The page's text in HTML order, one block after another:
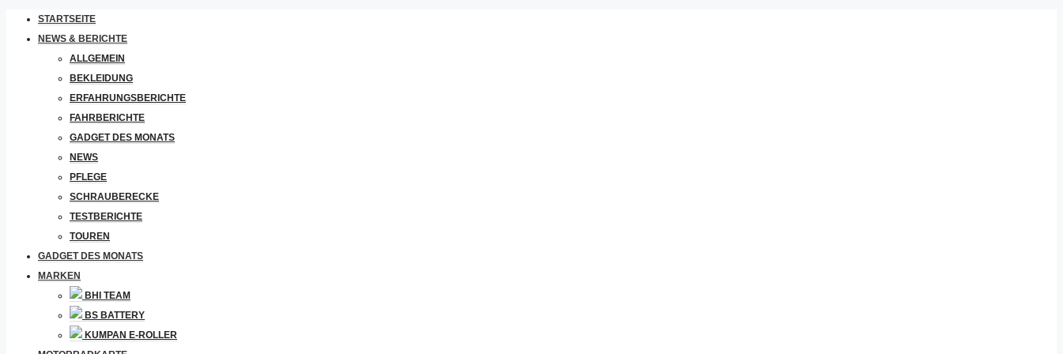
STARTSEITE
NEWS & BERICHTE
ALLGEMEIN
BEKLEIDUNG
ERFAHRUNGSBERICHTE
FAHRBERICHTE
GADGET DES MONATS
NEWS
PFLEGE
SCHRAUBERECKE
TESTBERICHTE
TOUREN
GADGET DES MONATS
MARKEN
BHI TEAM
BS BATTERY
KUMPAN E-ROLLER